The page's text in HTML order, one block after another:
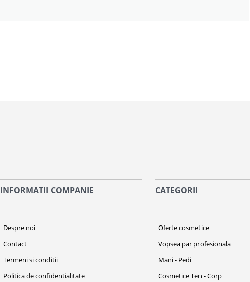
INFORMATII COMPANIE
Despre noi
Contact
Termeni si conditii
Politica de confidentialitate
CATEGORII
Oferte cosmetice
Vopsea par profesionala
Mani - Pedi
Cosmetice Ten - Corp